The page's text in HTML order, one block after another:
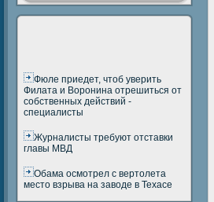
Фюле приедет, чтоб уверить
Филата и Воронина отрешиться от
собственных действий -
специалисты
Журналисты требуют отставки
главы МВД
Обама осмотрел с вертолета
место взрыва на заводе в Техасе